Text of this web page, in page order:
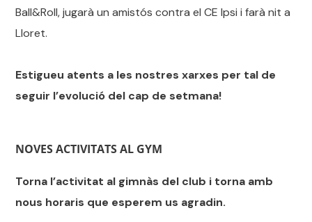
Ball&Roll, jugarà un amistós contra el CE Ipsi i farà nit a
Lloret.
Estigueu atents a les nostres xarxes per tal de
seguir l’evolució del cap de setmana!
NOVES ACTIVITATS AL GYM
Torna l’activitat al gimnàs del club i torna amb
nous horaris que esperem us agradin.